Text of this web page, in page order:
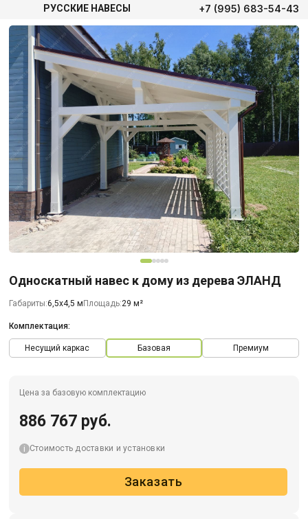
РУССКИЕ НАВЕСЫ +7 (995) 683-54-43
Односкатный навес к дому из дерева ЭЛАНД
Габариты:6,5х4,5 м Площадь:29 м²
Комплектация:
Несущий каркас Базовая Премиум
Цена за базовую комплектацию
886 767 руб.
Стоимость доставки и установки
Заказать